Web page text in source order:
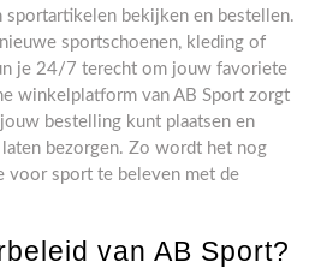
sportartikelen bekijken en bestellen.
sportschoenen, kleding of
je 24/7 terecht om jouw favoriete
winkelplatform van AB Sport zorgt
bestelling kunt plaatsen en
bezorgen. Zo wordt het nog
voor sport te beleven met de
van AB Sport?